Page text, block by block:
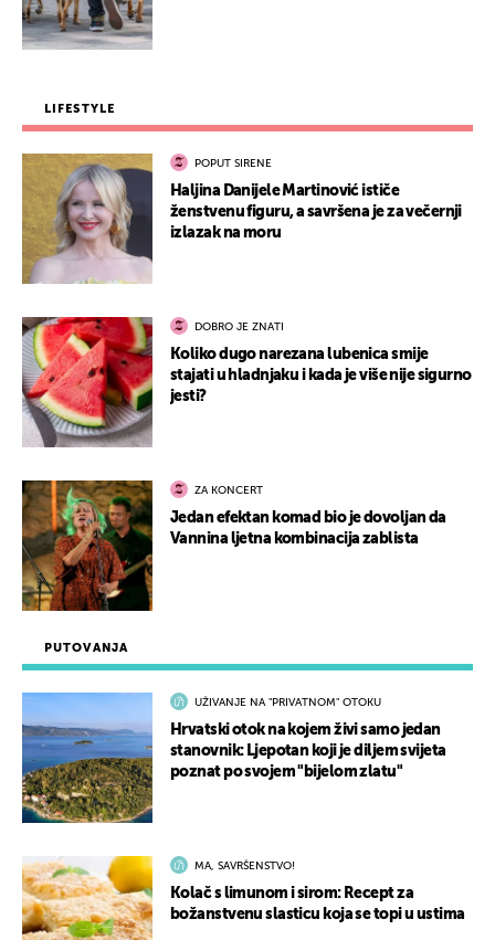
PUTOVANJA
UŽIVANJE NA "PRIVATNOM" OTOKU
Hrvatski otok na kojem živi samo jedan
stanovnik: Ljepotan koji je diljem svijeta
poznat po svojem "bijelom zlatu"
MA, SAVRŠENSTVO!
Kolač s limunom i sirom: Recept za
božanstvenu slasticu koja se topi u ustima
LIFESTYLE
POPUT SIRENE
Haljina Danijele Martinović ističe
ženstvenu figuru, a savršena je za večernji
izlazak na moru
DOBRO JE ZNATI
Koliko dugo narezana lubenica smije
stajati u hladnjaku i kada je više nije sigurno
jesti?
ZA KONCERT
Jedan efektan komad bio je dovoljan da
Vannina ljetna kombinacija zablista